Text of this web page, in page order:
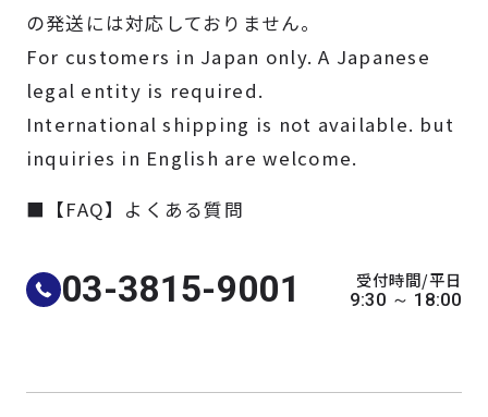
よくある質問
採用情報
事例
サポート
会社案内
の発送には対応しておりません。
For customers in Japan only. A Japanese
legal entity is required.
International shipping is not available. but
inquiries in English are welcome.
■【FAQ】よくある質問
03-3815-9001 受付時間/平日
9:30 ～ 18:00